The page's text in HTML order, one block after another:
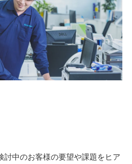
討中のお客様の要望や課題をヒア